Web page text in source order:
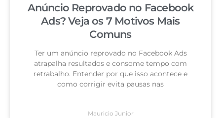
Anúncio Reprovado no Facebook
Ads? Veja os 7 Motivos Mais
Comuns
Ter um anúncio reprovado no Facebook Ads
atrapalha resultados e consome tempo com
retrabalho. Entender por que isso acontece e
como corrigir evita pausas nas
Mauricio Junior